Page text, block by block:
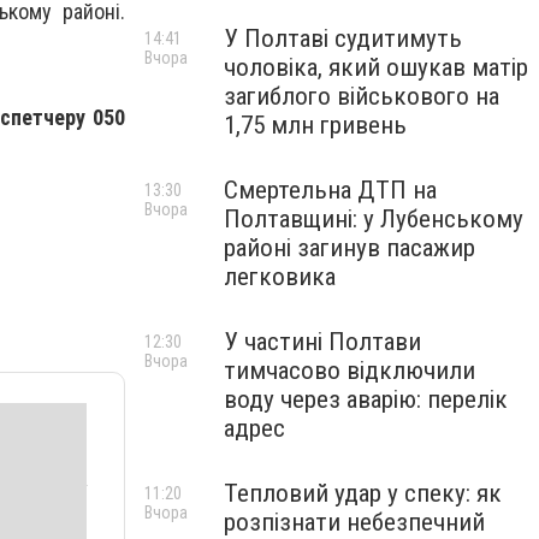
районі.
050
У Полтаві судитимуть
чоловіка, який ошукав матір
загиблого військового на
1,75 млн гривень
14:41
Вчора
Смертельна ДТП на
Полтавщині: у Лубенському
районі загинув пасажир
легковика
13:30
Вчора
У частині Полтави
тимчасово відключили
воду через аварію: перелік
адрес
12:30
Вчора
Тепловий удар у спеку: як
розпізнати небезпечний
11:20
Вчора